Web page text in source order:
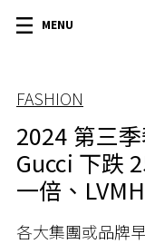
MENU
FASHION
2024 第三
Gucci 下跌
一倍、
各大集團或品牌